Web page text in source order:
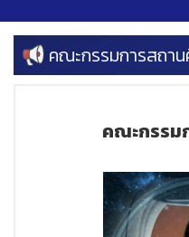
คณะกรรมการสถา
คณะกรรม